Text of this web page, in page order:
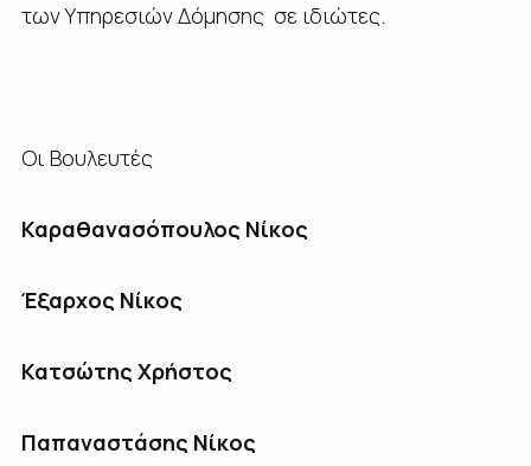
των Υπηρεσιών Δόμησης σε ιδιώτες.
Οι Βουλευτές
Καραθανασόπουλος Νίκος
Έξαρχος Νίκος
Κατσώτης Χρήστος
Παπαναστάσης Νίκος